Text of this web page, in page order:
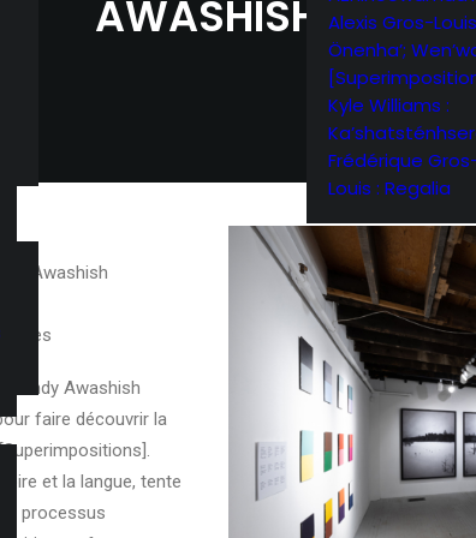
Alexis Gros-
Önenha’;
Kyle Williams :
Frédérique
Louis : Regalia
AWASHISH
Awashish
Randy Awashish
faire découvrir la
et la langue, tente
processus